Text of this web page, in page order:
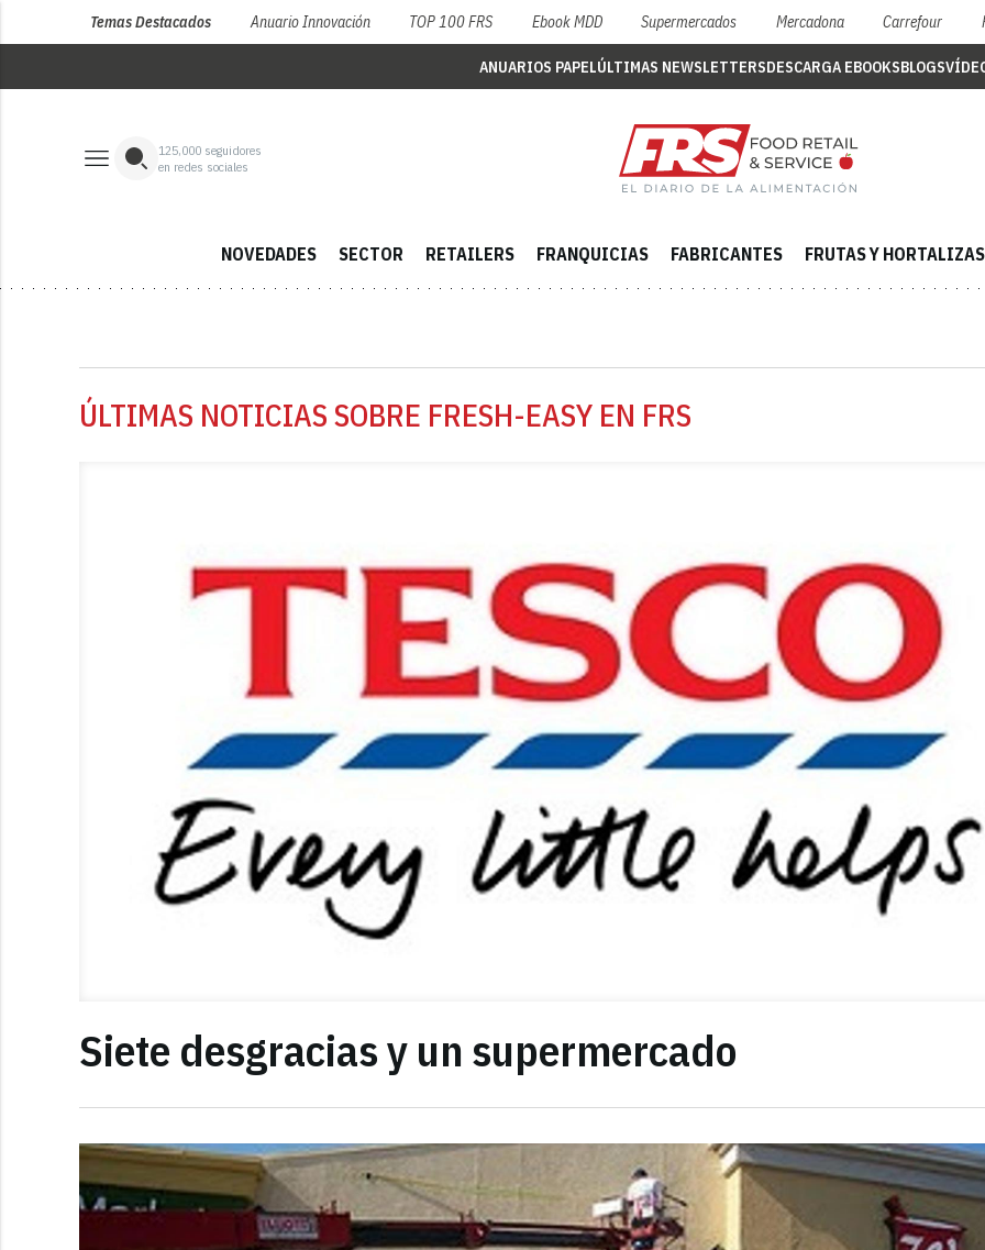
Temas Destacados Anuario Innovación TOP 100 FRS Ebook MDD Supermercados Mercadona Carrefour
ANUARIOS PAPELÚLTIMAS NEWSLETTERSDESCARGA EBOOKSBLOGS
125,000 seguidores
en redes sociales
NOVEDADES SECTOR RETAILERS FRANQUICIAS FABRICANTES FRUTAS Y HORTALIZAS
ÚLTIMAS NOTICIAS SOBRE FRESH-EASY EN FRS
Siete desgracias y un supermercado